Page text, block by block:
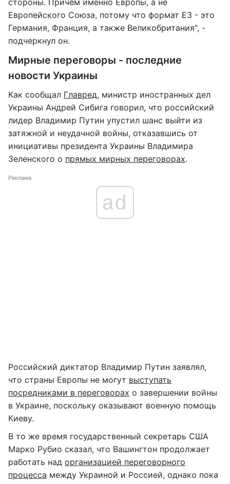
стороны. Причем именно Европы, а не
Европейского Союза, потому что формат E3 - это
Германия, Франция, а также Великобритания", -
подчеркнул он.
Мирные переговоры - последние
новости Украины
Как сообщал Главред, министр иностранных дел
Украины Андрей Сибига говорил, что российский
лидер Владимир Путин упустил шанс выйти из
затяжной и неудачной войны, отказавшись от
инициативы президента Украины Владимира
Зеленского о прямых мирных переговорах.
Реклама
ad
Российский диктатор Владимир Путин заявлял,
что страны Европы не могут выступать
посредниками в переговорах о завершении войны
в Украине, поскольку оказывают военную помощь
Киеву.
В то же время государственный секретарь США
Марко Рубио сказал, что Вашингтон продолжает
работать над организацией переговорного
процесса между Украиной и Россией, однако пока